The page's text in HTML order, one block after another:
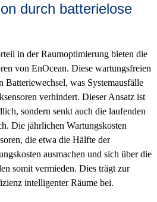
durch batterielose
in der Raumoptimierung bieten die
von EnOcean. Diese wartungsfreien
Batteriewechsel, was Systemausfälle
verhindert. Dieser Ansatz ist
sondern senkt auch die laufenden
Die jährlichen Wartungskosten
die etwa die Hälfte der
ausmachen und sich über die
somit vermieden. Dies trägt zur
intelligenter Räume bei.